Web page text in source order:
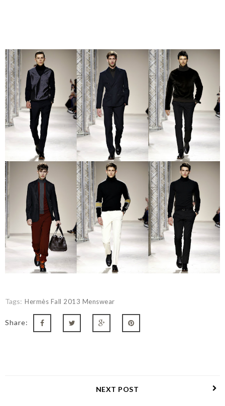
Tags: Hermès Fall 2013 Menswear
Share:
NEXT POST